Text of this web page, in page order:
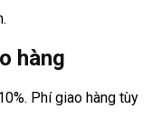
hàng
Phí giao hàng tùy